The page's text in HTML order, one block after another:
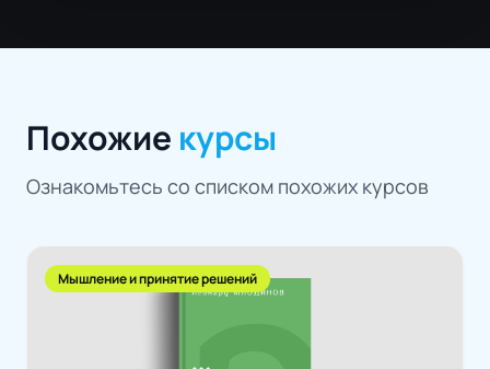
Похожие курсы
Ознакомьтесь со списком похожих курсов
Мышление и принятие решений